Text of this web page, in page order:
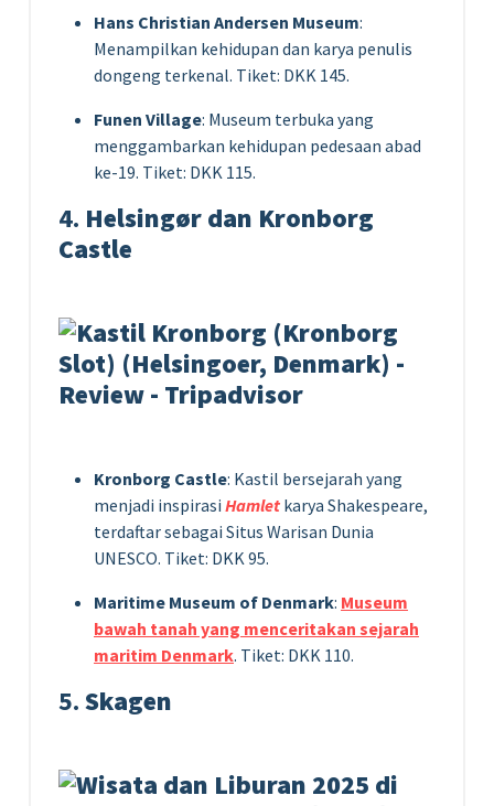
Hans Christian Andersen Museum:
Menampilkan kehidupan dan karya penulis
dongeng terkenal. Tiket: DKK 145.
Funen Village: Museum terbuka yang
menggambarkan kehidupan pedesaan abad
ke-19. Tiket: DKK 115.
4. Helsingør dan Kronborg
Castle
Kronborg Castle: Kastil bersejarah yang
menjadi inspirasi Hamlet karya Shakespeare,
terdaftar sebagai Situs Warisan Dunia
UNESCO. Tiket: DKK 95.
Maritime Museum of Denmark: Museum
bawah tanah yang menceritakan sejarah
maritim Denmark. Tiket: DKK 110.
5.Skagen